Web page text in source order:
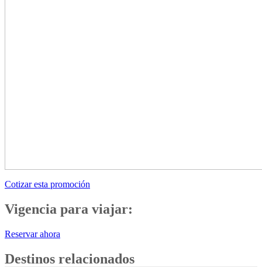
Cotizar esta promoción
Vigencia para viajar:
Reservar ahora
Destinos relacionados